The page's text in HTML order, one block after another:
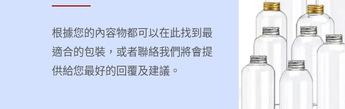
根據您的內容物都可以在此找到最
適合的包裝，或者聯絡我們將會提
供給您最好的回覆及建議。